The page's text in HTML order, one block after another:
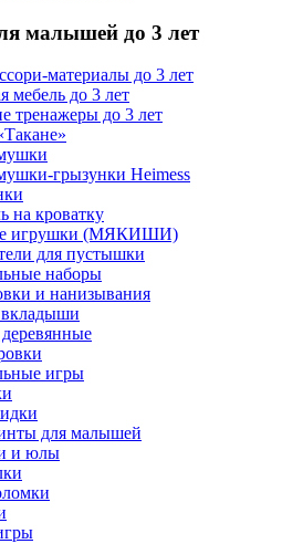
малышей до 3 лет
материалы до 3 лет
мебель до 3 лет
тренажеры до 3 лет
грызунки Heimess
на кроватку
игрушки (МЯКИШИ)
для пустышки
наборы
и нанизывания
игры
для малышей
и юлы